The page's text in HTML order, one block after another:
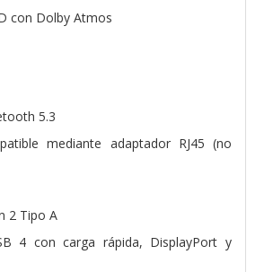
con Dolby Atmos
5.3
mediante adaptador RJ45 (no
2 Tipo A
4 con carga rápida, DisplayPort y